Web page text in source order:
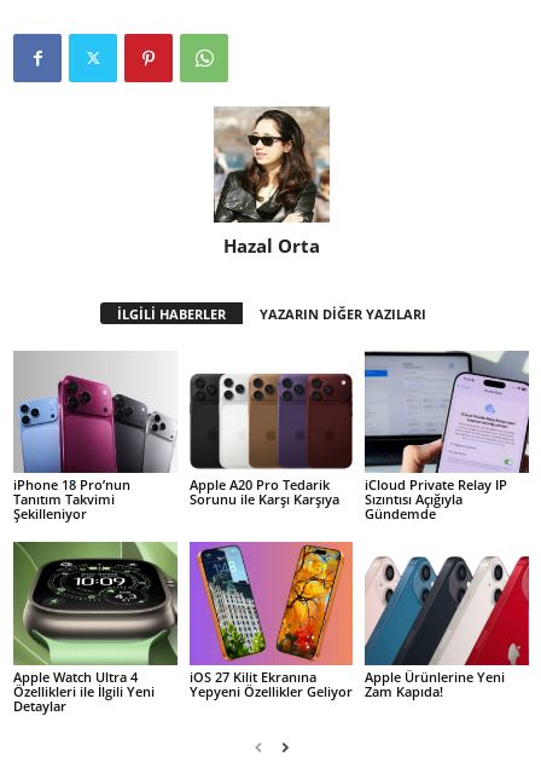
Hazal Orta
İLGİLİ HABERLER YAZARIN DİĞER YAZILARI
iPhone 18 Pro’nun
Tanıtım Takvimi
Şekilleniyor
Apple A20 Pro Tedarik
Sorunu ile Karşı Karşıya
iCloud Private Relay IP
Sızıntısı Açığıyla
Gündemde
Apple Watch Ultra 4
Özellikleri ile İlgili Yeni
Detaylar
iOS 27 Kilit Ekranına
Yepyeni Özellikler Geliyor
Apple Ürünlerine Yeni
Zam Kapıda!